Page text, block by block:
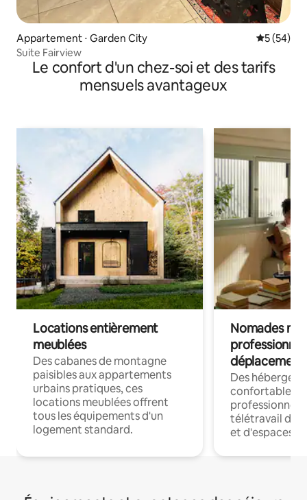
Appartement ⋅ Garden City
5 (54)
Suite Fairview
Le confort d'un chez-soi et des tarifs
mensuels avantageux
Locations entièrement
meublées
Des cabanes de montagne
paisibles aux appartements
urbains pratiques, ces
locations meublées offrent
tous les équipements d'un
logement standard.
Nomades
déplacement
Des
confortables
professionnels
télétravail
et d'espaces